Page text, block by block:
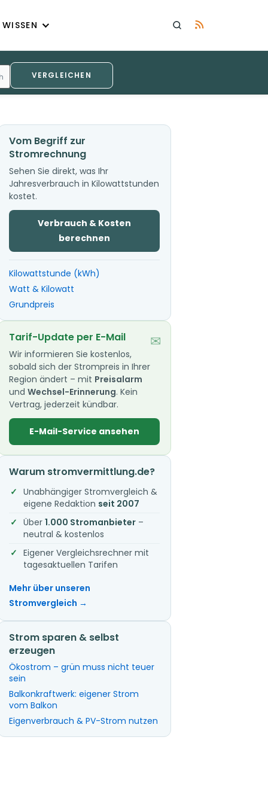
WISSEN
VERGLEICHEN
Vom Begriff zur
Stromrechnung
Sehen Sie direkt, was Ihr
Jahresverbrauch in Kilowattstunden
kostet.
Verbrauch & Kosten
berechnen
Kilowattstunde (kWh)
Watt & Kilowatt
Grundpreis
✉
Tarif-Update per E-Mail
Wir informieren Sie kostenlos,
sobald sich der Strompreis in Ihrer
Region ändert – mit Preisalarm
und Wechsel-Erinnerung. Kein
Vertrag, jederzeit kündbar.
E-Mail-Service ansehen
Warum stromvermittlung.de?
Unabhängiger Stromvergleich &
eigene Redaktion seit 2007
Über 1.000 Stromanbieter –
neutral & kostenlos
Eigener Vergleichsrechner mit
tagesaktuellen Tarifen
Mehr über unseren
Stromvergleich →
Strom sparen & selbst
erzeugen
Ökostrom – grün muss nicht teuer
sein
Balkonkraftwerk: eigener Strom
vom Balkon
Eigenverbrauch & PV-Strom nutzen